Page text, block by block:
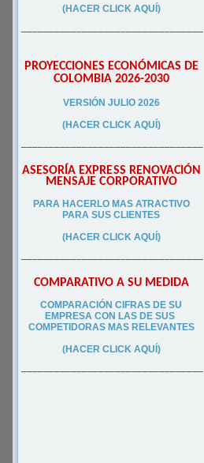
(HACER CLICK AQUÍ)
–––––––––––––––––––––––––––––––––
PROYECCIONES ECONÓMICAS DE
COLOMBIA 2026-2030
VERSIÓN JULIO 2026
(HACER CLICK AQUÍ)
–––––––––––––––––––––––––––––––––
ASESORÍA EXPRESS RENOVACIÓN
MENSAJE CORPORATIVO
PARA HACERLO MAS ATRACTIVO
PARA SUS CLIENTES
(HACER CLICK AQUÍ)
–––––––––––––––––––––––––––––––––
COMPARATIVO A SU MEDIDA
COMPARACIÓN CIFRAS DE SU
EMPRESA CON LAS DE SUS
COMPETIDORAS MAS RELEVANTES
(HACER CLICK AQUÍ)
–––––––––––––––––––––––––––––––––